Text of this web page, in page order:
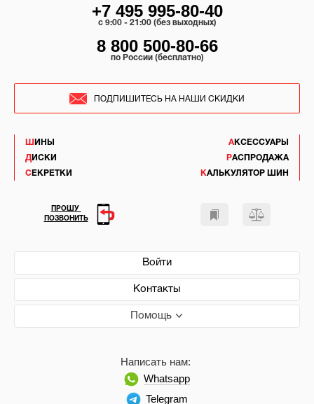
ШИНЫ
ДИСКИ
СЕКРЕТКИ
АКСЕССУАРЫ
РАСПРОДАЖА
КАЛЬКУЛЯТОР ШИН
Войти
Контакты
Помощь
Написать нам:
Whatsapp
Telegram
+7 495 995-80-40
c 9:00 - 21:00 (без выходных)
8 800 500-80-66
по России (бесплатно)
ПОДПИШИТЕСЬ НА НАШИ СКИДКИ
ПРОШУ
ПОЗВОНИТЬ